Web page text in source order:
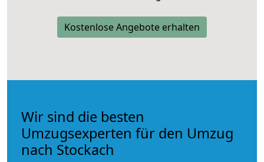
Kostenlose Angebote erhalten
Wir sind die besten
Umzugsexperten für den Umzug
nach Stockach